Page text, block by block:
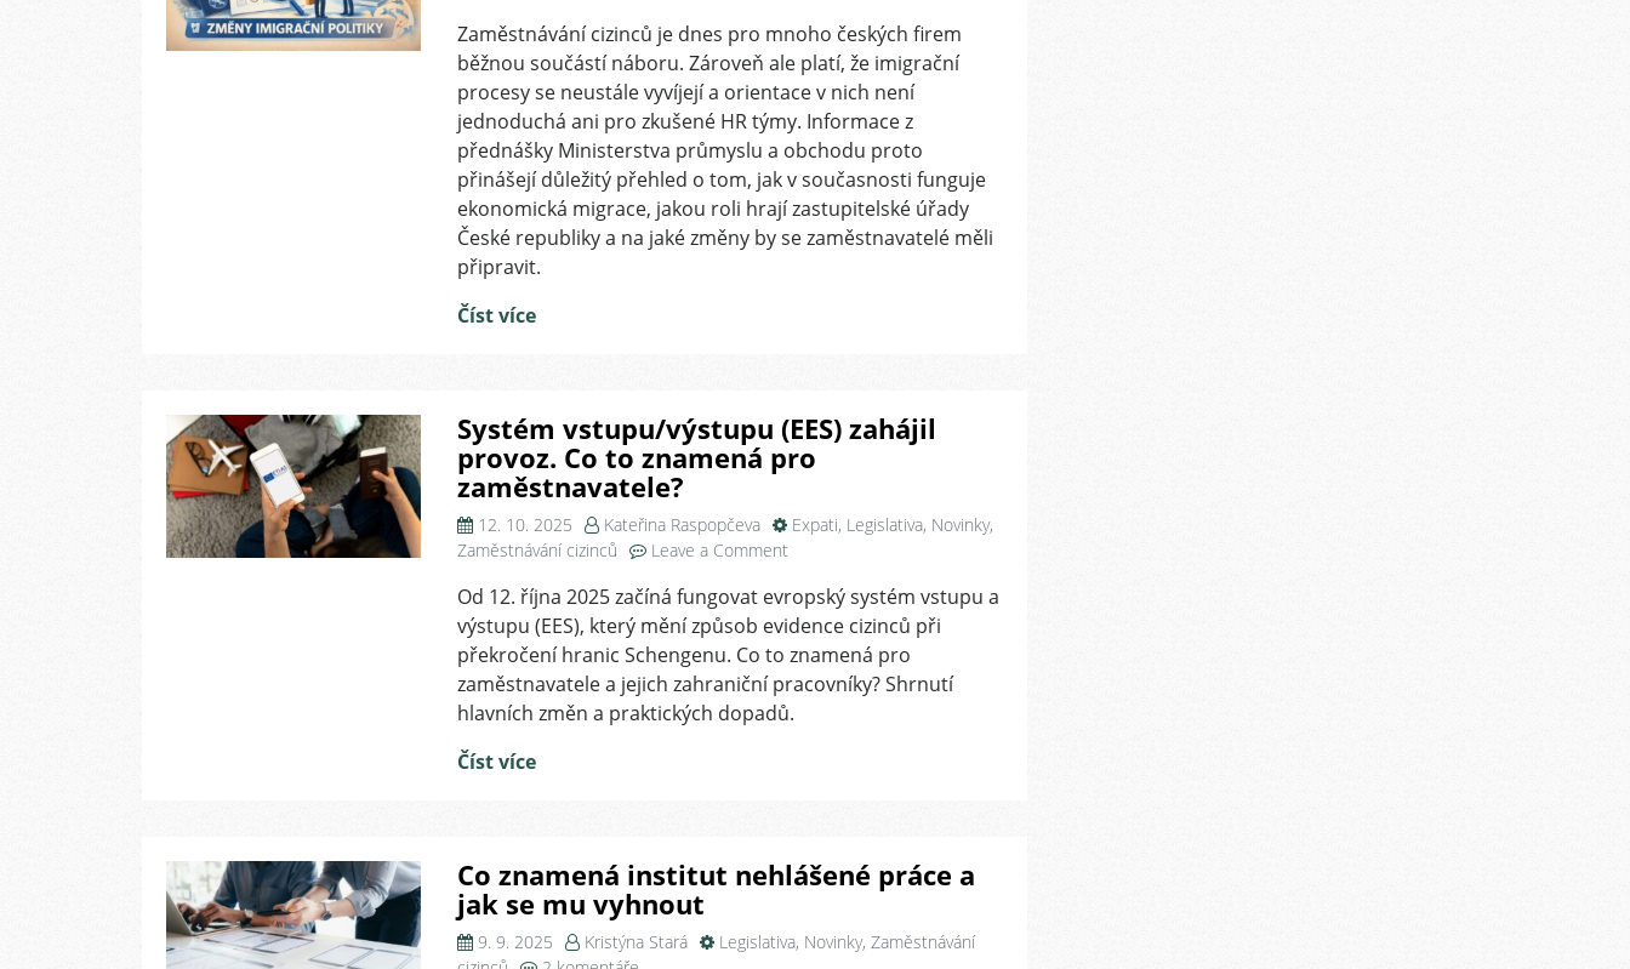
se
chystá
od
1.
2026?
Změny
kolem
GK
Zaměstnávání cizinců je dnes pro mnoho českých firem
běžnou součástí náboru. Zároveň ale platí, že imigrační
procesy se neustále vyvíjejí a orientace v nich není
jednoduchá ani pro zkušené HR týmy. Informace z
přednášky Ministerstva průmyslu a obchodu proto
přinášejí důležitý přehled o tom, jak v současnosti funguje
ekonomická migrace, jakou roli hrají zastupitelské úřady
České republiky a na jaké změny by se zaměstnavatelé měli
připravit.
Číst více
Systém vstupu/výstupu (EES) zahájil
provoz. Co to znamená pro
zaměstnavatele?
12. 10. 2025 Kateřina Raspopčeva Expati, Legislativa, Novinky,
Zaměstnávání cizinců
Leave a Commenton
vstupu/výstupu
(EES)
zahájil
provoz.
to
Od 12. října 2025 začíná fungovat evropský systém vstupu a
výstupu (EES), který mění způsob evidence cizinců při
překročení hranic Schengenu. Co to znamená pro
zaměstnavatele a jejich zahraniční pracovníky? Shrnutí
hlavních změn a praktických dopadů.
Číst více
Co znamená institut nehlášené práce a
jak se mu vyhnout
9. 9. 2025 Kristýna Stará Legislativa, Novinky, Zaměstnávání